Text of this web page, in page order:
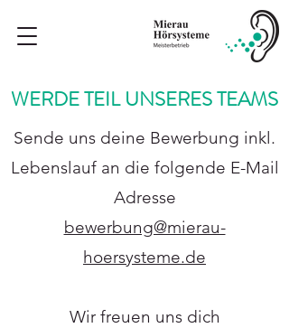
WERDE TEIL UNSERES TEAMS
Sende uns deine Bewerbung inkl.
Lebenslauf an die folgende E-Mail
Adresse
bewerbung@mierau-
hoersysteme.de
Wir freuen uns dich